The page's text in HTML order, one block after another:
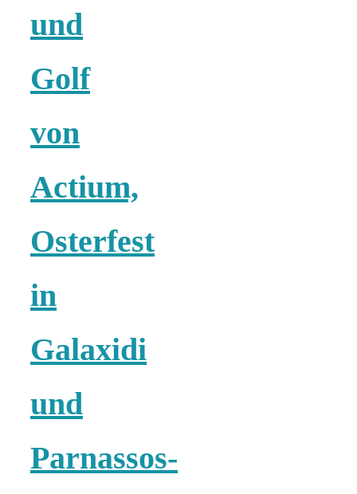
und
Golf
von
Actium,
Osterfest
in
Galaxidi
und
Parnassos-